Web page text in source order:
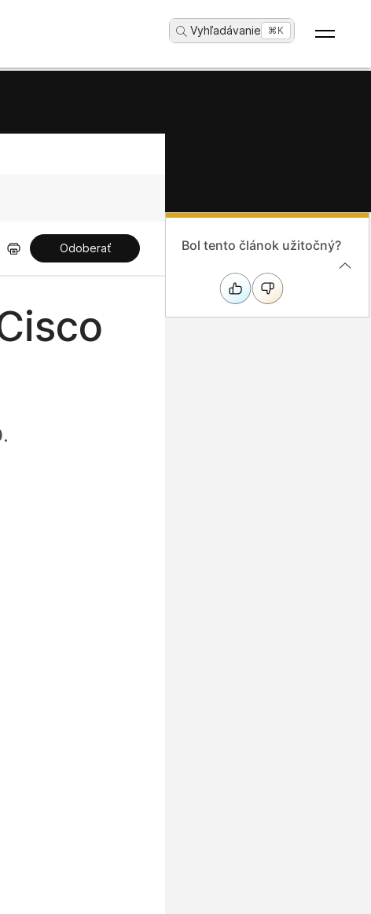
Vyhľadávanie ...⌘K
Odoberať Bol tento článok užitočný?